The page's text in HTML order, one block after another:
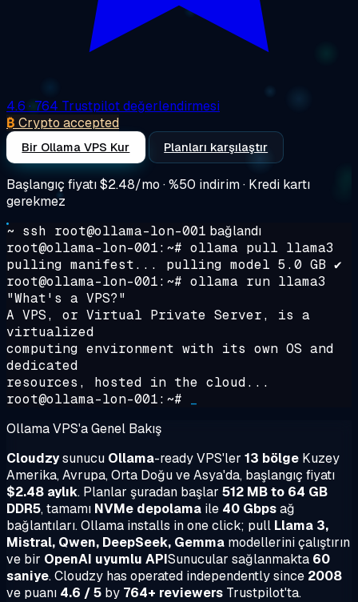
4.6 · 764 Trustpilot değerlendirmesi
₿ Crypto accepted
Bir Ollama VPS Kur Planları karşılaştır
Başlangıç fiyatı$2.48/mo · %50 indirim · Kredi kartı
gerekmez
~ ssh root@ollama-lon-001 bağlandı
root@ollama-lon-001:~# ollama pull llama3
pulling manifest... pulling model 5.0 GB ✔
root@ollama-lon-001:~# ollama run llama3
"What's a VPS?"
A VPS, or Virtual Private Server, is a
virtualized
computing environment with its own OS and
dedicated
resources, hosted in the cloud...
root@ollama-lon-001:~#
Ollama VPS'a Genel Bakış
Cloudzysunucu Ollama-ready VPS'ler 13 bölge Kuzey
Amerika, Avrupa, Orta Doğu ve Asya'da, başlangıç fiyatı
$2.48 aylık. Planlar şuradan başlar 512 MB to 64 GB
DDR5, tamamı NVMe depolama ile 40 Gbpsağ
bağlantıları. Ollama installs in one click; pull Llama 3,
Mistral, Qwen, DeepSeek, Gemma modellerini çalıştırın
ve bir OpenAI uyumlu APISunucular sağlanmakta 60
saniye. Cloudzy has operated independently since 2008
ve puanı 4.6 / 5 by 764+ reviewers Trustpilot'ta.